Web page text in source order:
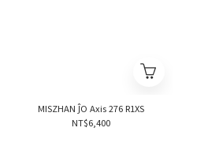
MISZHAN ĴO Axis 276 R1XS
NT$6,400